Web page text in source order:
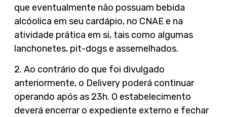
que eventualmente não possuam bebida
alcóolica em seu cardápio, no CNAE e na
atividade prática em si, tais como algumas
lanchonetes, pit-dogs e assemelhados.
2. Ao contrário do que foi divulgado
anteriormente, o Delivery poderá continuar
operando após as 23h. O estabelecimento
deverá encerrar o expediente externo e fechar